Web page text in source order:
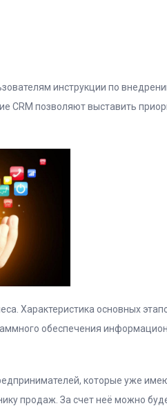
инструкции по
позволяют выставить
Характеристика основных
обеспечения
которые уже
продаж. За счет неё можно